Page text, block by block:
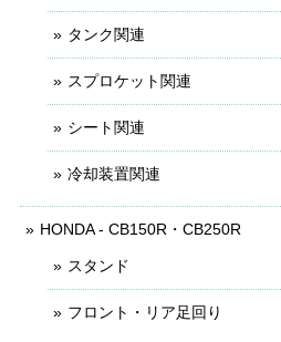
タンク関連
スプロケット関連
シート関連
冷却装置関連
HONDA - CB150R・CB250R
スタンド
フロント・リア足回り